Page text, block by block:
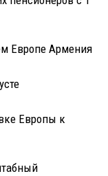
Европе Армения
Европы к